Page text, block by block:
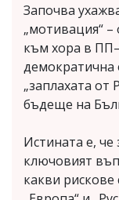
Започва
„мотивация“
към хора в
демократична
„заплахата от
бъдеще на
Истината е,
ключовият
какви